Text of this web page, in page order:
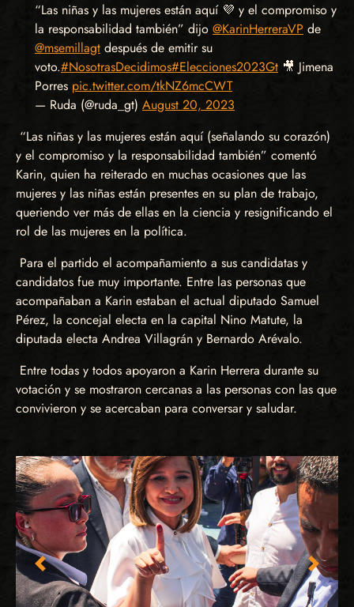
“Las niñas y las mujeres están aquí 💜 y el compromiso y
la responsabilidad también” dijo @KarinHerreraVP de
@msemillagt después de emitir su
voto.#NosotrasDecidimos#Elecciones2023Gt 🎥 Jimena
Porres pic.twitter.com/tkNZ6mcCWT
— Ruda (@ruda_gt) August 20, 2023
“Las niñas y las mujeres están aquí (señalando su corazón)
y el compromiso y la responsabilidad también” comentó
Karin, quien ha reiterado en muchas ocasiones que las
mujeres y las niñas están presentes en su plan de trabajo,
queriendo ver más de ellas en la ciencia y resignificando el
rol de las mujeres en la política.
Para el partido el acompañamiento a sus candidatas y
candidatos fue muy importante. Entre las personas que
acompañaban a Karin estaban el actual diputado Samuel
Pérez, la concejal electa en la capital Nino Matute, la
diputada electa Andrea Villagrán y Bernardo Arévalo.
Entre todas y todos apoyaron a Karin Herrera durante su
votación y se mostraron cercanas a las personas con las que
convivieron y se acercaban para conversar y saludar.
Imagen anterior